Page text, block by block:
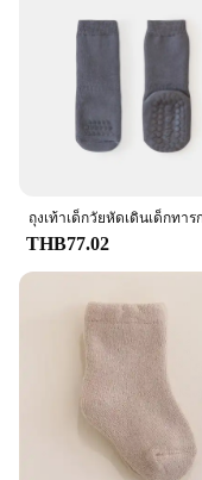
THB77.02